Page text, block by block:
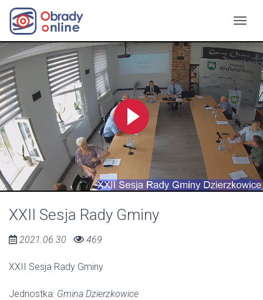
XXII Sesja Rady Gminy
2021.06.30 469
XXII Sesja Rady Gminy
Jednostka: Gmina Dzierzkowice